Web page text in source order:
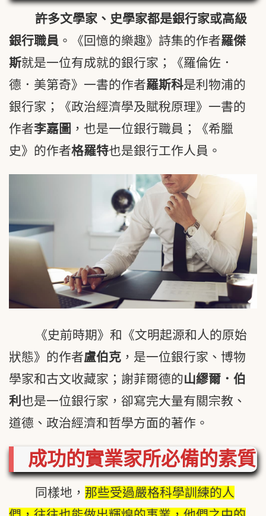
許多文學家、史學家都是銀行家或高級
銀行職員 。《回憶的樂趣》詩集的作者羅傑
斯就是一位有成就的銀行家；《羅倫佐．
德．美第奇》一書的作者羅斯科是利物浦的
銀行家；《政治經濟學及賦稅原理》一書的
作者李嘉圖 ，也是一位銀行職員；《希臘
史》的作者格羅特也是銀行工作人員。
《史前時期》和《文明起源和人的原始
狀態》的作者盧伯克 ，是一位銀行家、博物
學家和古文收藏家；謝菲爾德的山繆爾．伯
利 也是一位銀行家，卻寫完大量有關宗教、
道德、政治經濟和哲學方面的著作。
成功的實業家所必備的素質
同樣地， 那些受過嚴格科學訓練的人